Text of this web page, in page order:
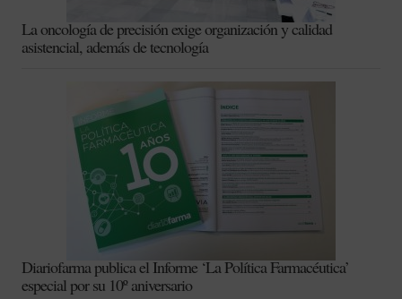
La oncología de precisión exige organización y calidad
asistencial, además de tecnología
Diariofarma publica el Informe ‘La Política Farmacéutica’
especial por su 10º aniversario